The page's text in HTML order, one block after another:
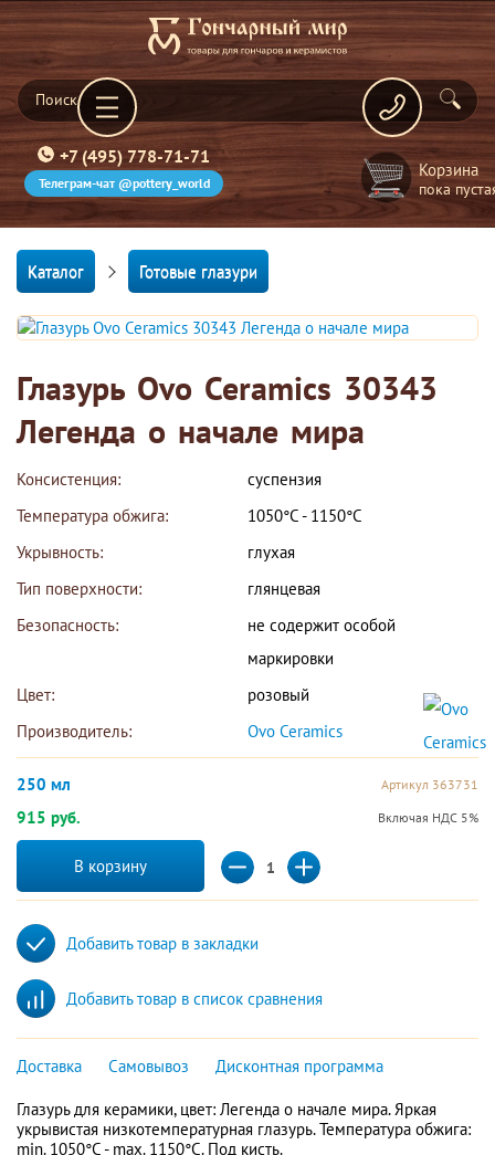
+7 (495) 778-71-71
Телеграм-чат @pottery_world
Корзина
пока
Каталог Готовые глазури
Глазурь Ovo Ceramics 30343
Легенда о начале мира
Консистенция:
суспензия
Температура обжига:
1050°С - 1150°С
Укрывность:
глухая
Тип поверхности:
глянцевая
Безопасность:
не содержит особой
маркировки
Цвет:
розовый
Производитель:
Ovo Ceramics
250 мл Артикул 363731
915 руб. Включая НДС 5%
В корзину
Добавить товар в закладки
Добавить товар в список сравнения
Доставка Самовывоз Дисконтная программа
Глазурь для керамики, цвет: Легенда о начале мира. Яркая
укрывистая низкотемпературная глазурь. Температура обжига:
min. 1050°C - max. 1150°C. Под кисть.